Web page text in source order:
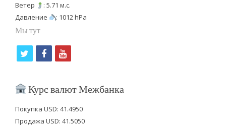
Ветер
: 5.71 м.с.
Давление
: 1012 hPa
Мы тут
i
t
f
c
b
y
u
u
Курс валют Межбанка
Покупка USD: 41.4950
Продажа USD: 41.5050